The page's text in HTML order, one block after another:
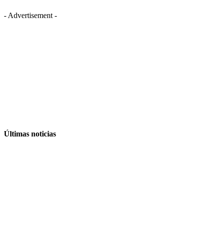
- Advertisement -
Últimas noticias